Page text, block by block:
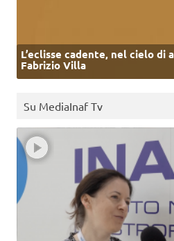
L’eclisse cadente, nel cielo di
Fabrizio Villa
Su MediaInaf Tv